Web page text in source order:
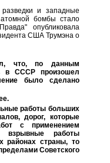
разведки и западные
бомбы стало
опубликовала
США Трумэна о
что, по данным
в СССР произошел
было сделано
работы больших
дорог, которые
с применением
взрывные работы
районах страны, то
Советского